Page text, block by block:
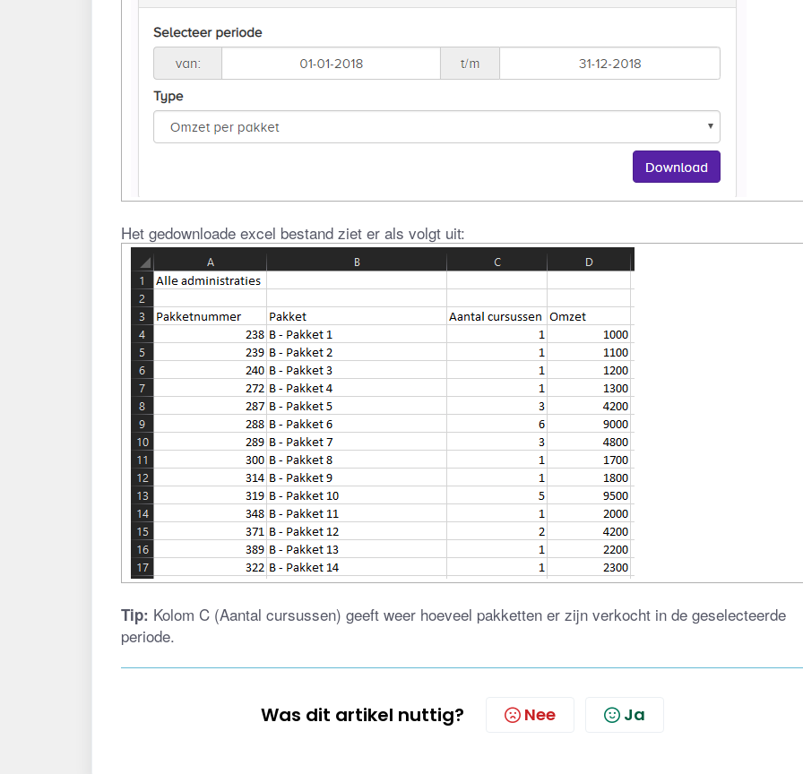
Het gedownloade excel bestand ziet er als volgt uit:
Tip: Kolom C (Aantal cursussen) geeft weer hoeveel pakketten er zijn verkocht in de geselecteerde
periode.
Was dit artikel nuttig? Nee Ja